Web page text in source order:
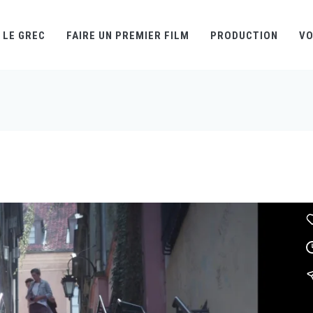
LE GREC FAIRE UN PREMIER FILM PRODUCTION